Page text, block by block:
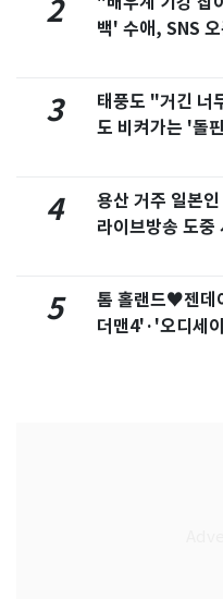
2
백' 수애, SNS
3
태풍도 "거긴
도 비켜가는 '돌
4
용산 거주 일본
라이브방송 도중
5
톰 홀랜드♥젠데
더맨4'·'오디세